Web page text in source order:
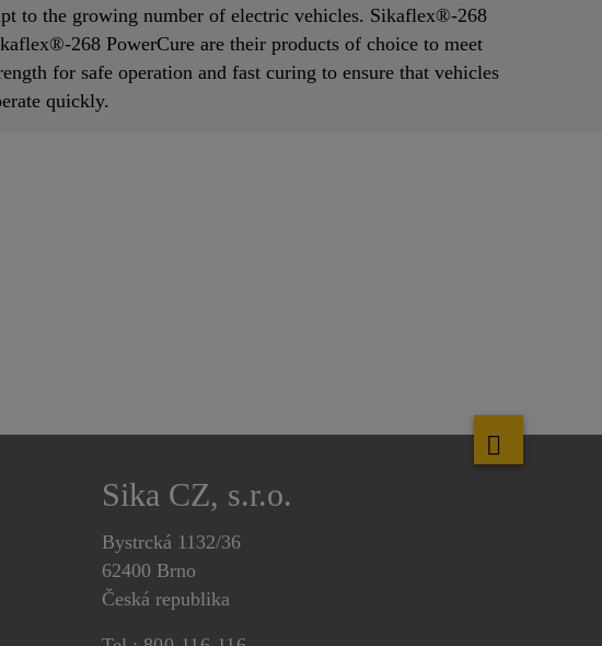
to the growing number of electric vehicles. Sikaflex®-268
268 PowerCure are their products of choice to meet
for safe operation and fast curing to ensure that vehicles
quickly.
Sika CZ, s.r.o.
Bystrcká 1132/36
62400 Brno
Česká republika